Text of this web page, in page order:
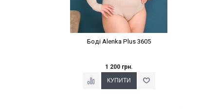
Боді Alenka Plus 3605
1 200 грн.